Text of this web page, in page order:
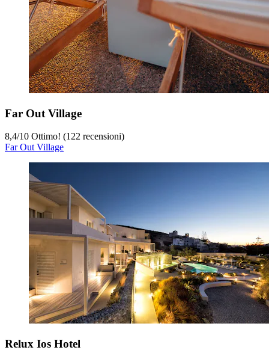
Far Out Village
8,4/10 Ottimo! (122 recensioni)
Far Out Village
Relux Ios Hotel